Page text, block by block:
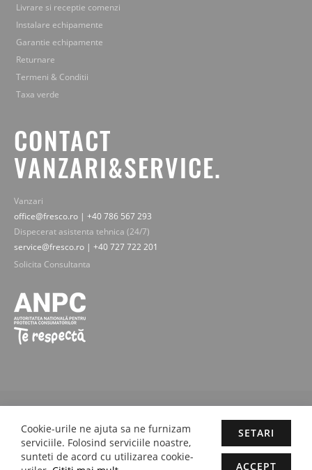
Livrare si receptie comenzi
Instalare echipamente
Garantie echipamente
Returnare
Termeni & Conditii
Taxa verde
CONTACT
VANZARI&SERVICE.
Vanzari
office@fresco.ro | +40 786 567 293
Dispecerat asistenta tehnica (24/7)
service@fresco.ro | +40 727 722 201
Solicita Consultanta
textele si continutul sunt proprietatea legala Fresco Expert srl.
Concept by M-Plays-2 | Site web dezvoltate cu pasiune deproactivit.ro
Cookie-urile ne ajuta sa ne furnizam
serviciile. Folosind serviciile noastre,
sunteti de acord cu utilizarea cookie-
SETARI
ACCEPT